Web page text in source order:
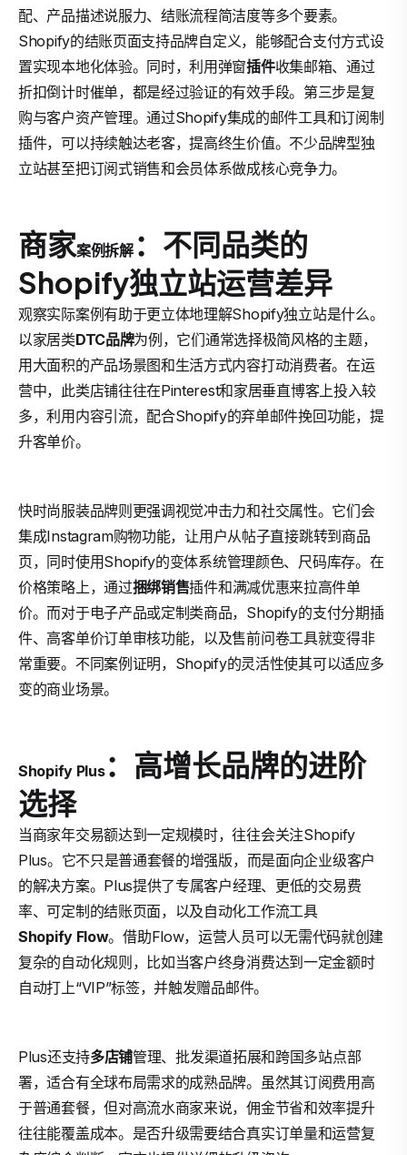
配、产品描述说服力、结账流程简洁度等多个要素。
Shopify的结账页面支持品牌自定义，能够配合支付方式设
置实现本地化体验。同时，利用弹窗插件收集邮箱、通过
折扣倒计时催单，都是经过验证的有效手段。第三步是复
购与客户资产管理。通过Shopify集成的邮件工具和订阅制
插件，可以持续触达老客，提高终生价值。不少品牌型独
立站甚至把订阅式销售和会员体系做成核心竞争力。
商家案例拆解：不同品类的
Shopify独立站运营差异
观察实际案例有助于更立体地理解Shopify独立站是什么。
以家居类DTC品牌为例，它们通常选择极简风格的主题，
用大面积的产品场景图和生活方式内容打动消费者。在运
营中，此类店铺往往在Pinterest和家居垂直博客上投入较
多，利用内容引流，配合Shopify的弃单邮件挽回功能，提
升客单价。
快时尚服装品牌则更强调视觉冲击力和社交属性。它们会
集成Instagram购物功能，让用户从帖子直接跳转到商品
页，同时使用Shopify的变体系统管理颜色、尺码库存。在
价格策略上，通过捆绑销售插件和满减优惠来拉高件单
价。而对于电子产品或定制类商品，Shopify的支付分期插
件、高客单价订单审核功能，以及售前问卷工具就变得非
常重要。不同案例证明，Shopify的灵活性使其可以适应多
变的商业场景。
Shopify Plus：高增长品牌的进阶
选择
当商家年交易额达到一定规模时，往往会关注Shopify
Plus。它不只是普通套餐的增强版，而是面向企业级客户
的解决方案。Plus提供了专属客户经理、更低的交易费
率、可定制的结账页面，以及自动化工作流工具
Shopify Flow。借助Flow，运营人员可以无需代码就创建
复杂的自动化规则，比如当客户终身消费达到一定金额时
自动打上“VIP”标签，并触发赠品邮件。
Plus还支持多店铺管理、批发渠道拓展和跨国多站点部
署，适合有全球布局需求的成熟品牌。虽然其订阅费用高
于普通套餐，但对高流水商家来说，佣金节省和效率提升
往往能覆盖成本。是否升级需要结合真实订单量和运营复